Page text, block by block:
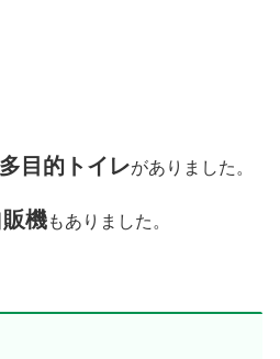
多目的トイレがありました。
販機もありました。